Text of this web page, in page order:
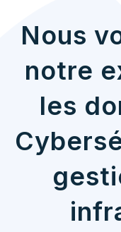
Nous
notre
les